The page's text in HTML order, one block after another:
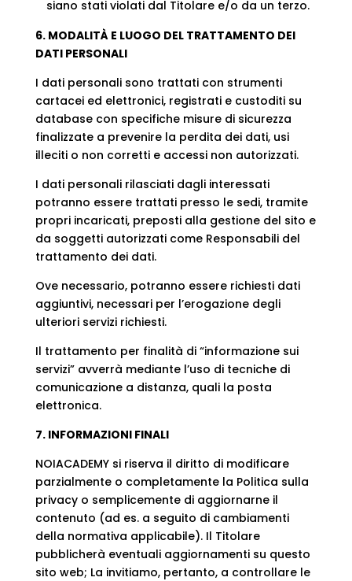
siano stati violati dal Titolare e/o da un terzo.
6. MODALITÀ E LUOGO DEL TRATTAMENTO DEI
DATI PERSONALI
I dati personali sono trattati con strumenti
cartacei ed elettronici, registrati e custoditi su
database con specifiche misure di sicurezza
finalizzate a prevenire la perdita dei dati, usi
illeciti o non corretti e accessi non autorizzati.
I dati personali rilasciati dagli interessati
potranno essere trattati presso le sedi, tramite
propri incaricati, preposti alla gestione del sito e
da soggetti autorizzati come Responsabili del
trattamento dei dati.
Ove necessario, potranno essere richiesti dati
aggiuntivi, necessari per l’erogazione degli
ulteriori servizi richiesti.
Il trattamento per finalità di “informazione sui
servizi” avverrà mediante l’uso di tecniche di
comunicazione a distanza, quali la posta
elettronica.
7. INFORMAZIONI FINALI
NOIACADEMY si riserva il diritto di modificare
parzialmente o completamente la Politica sulla
privacy o semplicemente di aggiornarne il
contenuto (ad es. a seguito di cambiamenti
della normativa applicabile). Il Titolare
pubblicherà eventuali aggiornamenti su questo
sito web; La invitiamo, pertanto, a controllare le